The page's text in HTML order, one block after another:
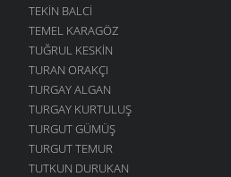
TEKIN BALCI
TEMEL KARAGÖZ
TUĞRUL KESKIN
TURAN ORAKÇI
TURGAY ALGAN
TURGAY KURTULUŞ
TURGUT GÜMÜŞ
TURGUT TEMUR
TUTKUN DURUKAN